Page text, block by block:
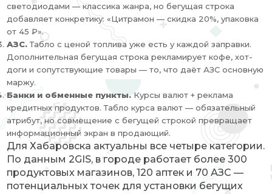
светодиодами — классика жанра, но бегущая строка
добавляет конкретику: «Цитрамон — скидка 20%, упаковка
от 45 ₽».
АЗС.Табло с ценой топлива уже есть у каждой заправки.
Дополнительная бегущая строка рекламирует кофе, хот-
доги и сопутствующие товары — то, что даёт АЗС основную
маржу.
Банки и обменные пункты. Курсы валют + реклама
кредитных продуктов. Табло курса валют — обязательный
атрибут, но совмещение с бегущей строкой превращает
информационный экран в продающий.
Для Хабаровска актуальны все четыре категории.
По данным 2GIS, в городе работает более 300
продуктовых магазинов, 120 аптек и 70 АЗС —
потенциальных точек для установки бегущих